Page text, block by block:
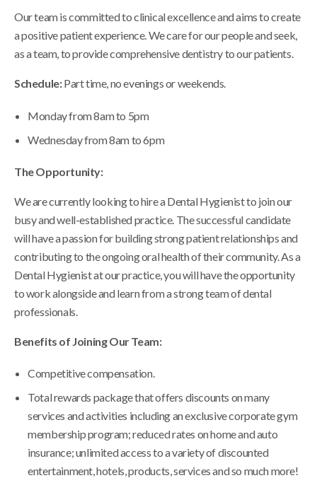
Our team is committed to clinical excellence and aims to create
a positive patient experience. We care for our people and seek,
as a team, to provide comprehensive dentistry to our patients.
Schedule:Part time, no evenings or weekends.
Monday from 8am to 5pm
Wednesday from 8am to 6pm
The Opportunity:
We are currently looking to hire a Dental Hygienist to join our
busy and well-established practice. The successful candidate
will have a passion for building strong patient relationships and
contributing to the ongoing oral health of their community. As a
Dental Hygienist at our practice, you will have the opportunity
to work alongside and learn from a strong team of dental
professionals.
Benefits of Joining Our Team:
Competitive compensation.
Total rewards package that offers discounts on many
services and activities including an exclusive corporate gym
membership program; reduced rates on home and auto
insurance; unlimited access to a variety of discounted
entertainment, hotels, products, services and so much more!